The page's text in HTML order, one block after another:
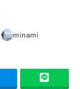
著
minami